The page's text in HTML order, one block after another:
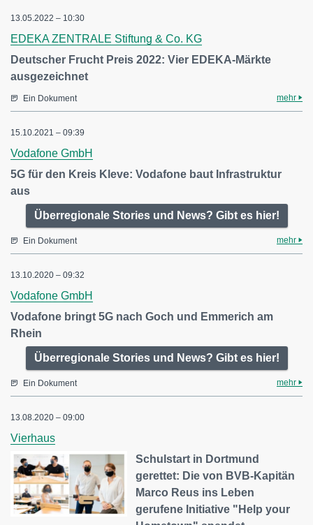
13.05.2022 – 10:30
EDEKA ZENTRALE Stiftung & Co. KG
Deutscher Frucht Preis 2022: Vier EDEKA-Märkte
ausgezeichnet
Ein Dokument mehr
15.10.2021 – 09:39
Vodafone GmbH
5G für den Kreis Kleve: Vodafone baut Infrastruktur
aus
Überregionale Stories und News? Gibt es hier!
Ein Dokument mehr
13.10.2020 – 09:32
Vodafone GmbH
Vodafone bringt 5G nach Goch und Emmerich am
Rhein
Überregionale Stories und News? Gibt es hier!
Ein Dokument mehr
13.08.2020 – 09:00
Vierhaus
Schulstart in Dortmund
gerettet: Die von BVB-Kapitän
Marco Reus ins Leben
gerufene Initiative "Help your